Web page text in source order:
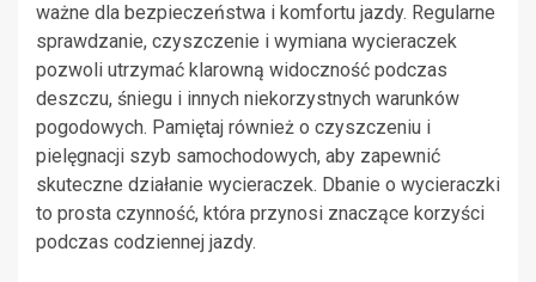
ważne dla bezpieczeństwa i komfortu jazdy. Regularne
sprawdzanie, czyszczenie i wymiana wycieraczek
pozwoli utrzymać klarowną widoczność podczas
deszczu, śniegu i innych niekorzystnych warunków
pogodowych. Pamiętaj również o czyszczeniu i
pielęgnacji szyb samochodowych, aby zapewnić
skuteczne działanie wycieraczek. Dbanie o wycieraczki
to prosta czynność, która przynosi znaczące korzyści
podczas codziennej jazdy.